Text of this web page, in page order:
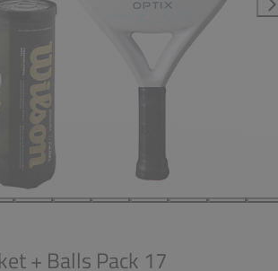
+ Balls Pack 17